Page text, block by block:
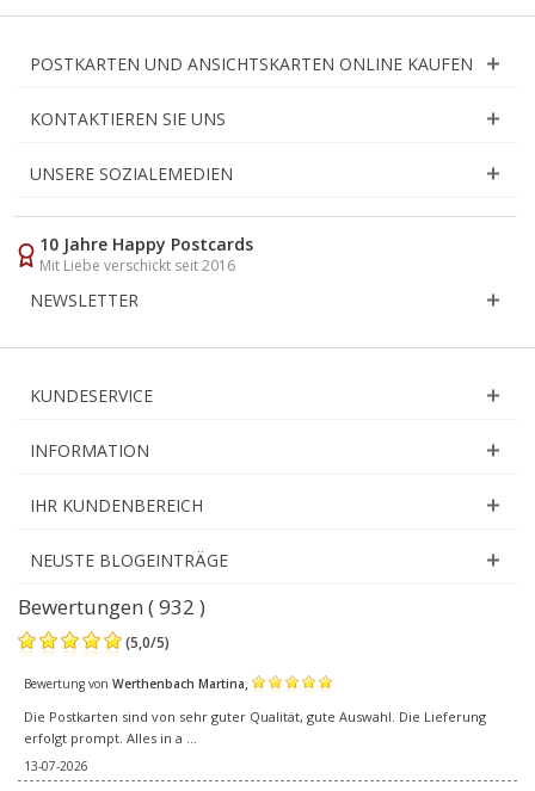
POSTKARTEN UND ANSICHTSKARTEN ONLINE KAUFEN
KONTAKTIEREN SIE UNS
UNSERE SOZIALEMEDIEN
10 Jahre Happy Postcards
Mit Liebe verschickt seit 2016
NEWSLETTER
KUNDESERVICE
INFORMATION
IHR KUNDENBEREICH
NEUSTE BLOGEINTRÄGE
Bewertungen ( 932 )
(5,0/5)
Bewertung von Werthenbach Martina,
Die Postkarten sind von sehr guter Qualität, gute Auswahl. Die Lieferung
erfolgt prompt. Alles in a ...
13-07-2026